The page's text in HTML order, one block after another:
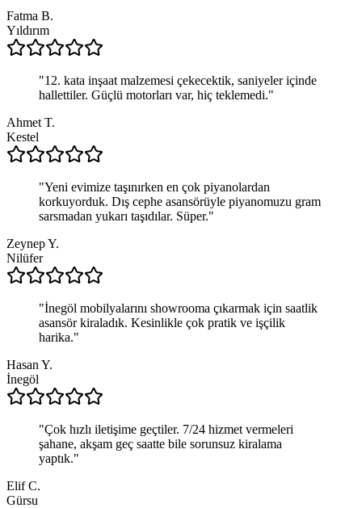
Fatma B.
Yıldırım
"12. kata inşaat malzemesi çekecektik, saniyeler içinde
hallettiler. Güçlü motorları var, hiç teklemedi."
Ahmet T.
Kestel
"Yeni evimize taşınırken en çok piyanolardan
korkuyorduk. Dış cephe asansörüyle piyanomuzu gram
sarsmadan yukarı taşıdılar. Süper."
Zeynep Y.
Nilüfer
"İnegöl mobilyalarını showrooma çıkarmak için saatlik
asansör kiraladık. Kesinlikle çok pratik ve işçilik
harika."
Hasan Y.
İnegöl
"Çok hızlı iletişime geçtiler. 7/24 hizmet vermeleri
şahane, akşam geç saatte bile sorunsuz kiralama
yaptık."
Elif C.
Gürsu